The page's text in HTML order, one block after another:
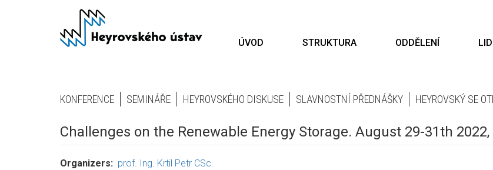
ÚVOD STRUKTURA ODDĚLENÍ
KONFERENCE SEMINÁŘE HEYROVSKÉHO DISKUSE SLAVNOSTNÍ PŘEDNÁŠKY HEYROVSKÝ SE
Challenges on the Renewable Energy Storage. August 29-31th
Organizers
prof. Ing. Krtil Petr CSc.